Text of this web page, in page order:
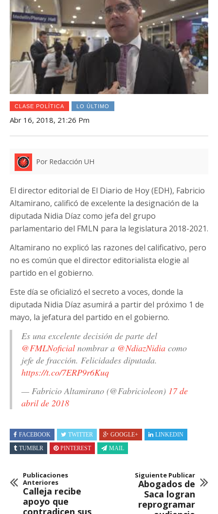
CLASE POLÍTICA LO ÚLTIMO
Abr 16, 2018, 21:26 Pm
Por Redacción UH
El director editorial de El Diario de Hoy (EDH), Fabricio
Altamirano, calificó de excelente la designación de la
diputada Nidia Díaz como jefa del grupo
parlamentario del FMLN para la legislatura 2018-2021.
Altamirano no explicó las razones del calificativo, pero
no es común que el director editorialista elogie al
partido en el gobierno.
Este día se oficializó el secreto a voces, donde la
diputada Nidia Díaz asumirá a partir del próximo 1 de
mayo, la jefatura del partido en el gobierno.
Es una excelente decisión de parte del
@FMLNoficial nombrar a @NdiazNidia como
jefe de fracción. Felicidades diputada.
https://t.co/7ERP9r6Kuq
— Fabricio Altamirano (@Fabricioleon) 17 de
abril de 2018
FACEBOOK TWITTER GOOGLE+
LINKEDIN
TUMBLR
PINTEREST MAIL
Publicaciones
Anteriores
Calleja recibe
apoyo que
Siguiente Publicar
Abogados de
Saca logran
reprogramar